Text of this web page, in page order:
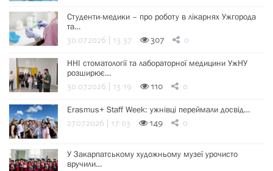
Студенти-медики – про роботу в лікарнях Ужгорода
та…
30.07.2026 | 13:37 307 0
ННІ стоматології та лабораторної медицини УжНУ
розширює…
30.07.2026 | 13:19 110 0
Erasmus+ Staff Week: ужнівці переймали досвід…
27.07.2026 | 17:03 149 0
У Закарпатському художньому музеї урочисто
вручили…